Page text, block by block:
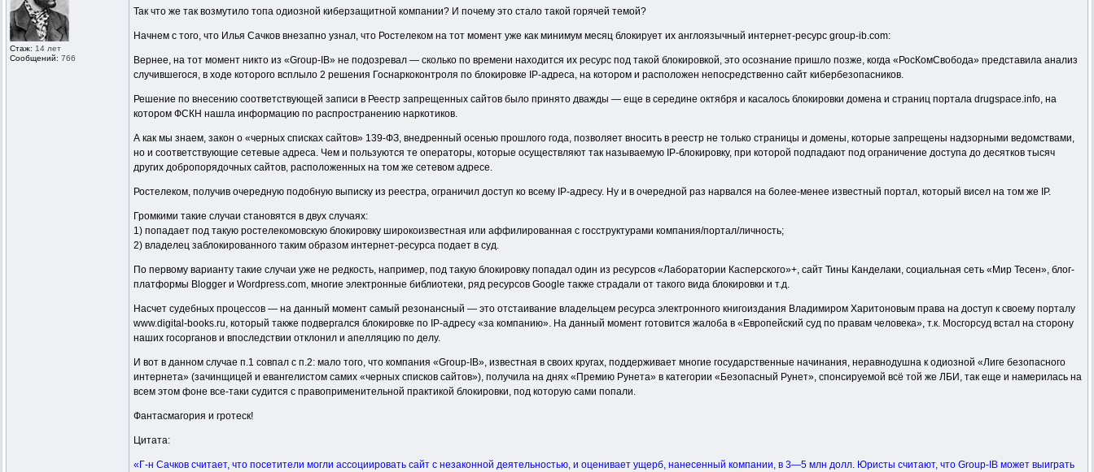
Стаж: 14 лет
Сообщений: 766
Так что же так возмутило топа одиозной киберзащитной компании? И почему это стало такой горячей темой?
Начнем с того, что Илья Сачков внезапно узнал, что Ростелеком на тот момент уже как минимум месяц блокирует их англоязычный интернет-ресурс group-ib.com:
Вернее, на тот момент никто из «Group-IB» не подозревал — сколько по времени находится их ресурс под такой блокировкой, это осознание пришло позже, когда «РосКомСвобода» представила анализ
случившегося, в ходе которого всплыло 2 решения Госнаркоконтроля по блокировке IP-адреса, на котором и расположен непосредственно сайт кибербезопасников.
Решение по внесению соответствующей записи в Реестр запрещенных сайтов было принято дважды — еще в середине октября и касалось блокировки домена и страниц портала drugspace.info, на
котором ФСКН нашла информацию по распространению наркотиков.
А как мы знаем, закон о «черных списках сайтов» 139-ФЗ, внедренный осенью прошлого года, позволяет вносить в реестр не только страницы и домены, которые запрещены надзорными ведомствами,
но и соответствующие сетевые адреса. Чем и пользуются те операторы, которые осуществляют так называемую IP-блокировку, при которой подпадают под ограничение доступа до десятков тысяч
других добропорядочных сайтов, расположенных на том же сетевом адресе.
Ростелеком, получив очередную подобную выписку из реестра, ограничил доступ ко всему IP-адресу. Ну и в очередной раз нарвался на более-менее известный портал, который висел на том же IP.
Громкими такие случаи становятся в двух случаях:
1) попадает под такую ростелекомовскую блокировку широкоизвестная или аффилированная с госструктурами компания/портал/личность;
2) владелец заблокированного таким образом интернет-ресурса подает в суд.
По первому варианту такие случаи уже не редкость, например, под такую блокировку попадал один из ресурсов «Лаборатории Касперского»+, сайт Тины Канделаки, социальная сеть «Мир Тесен», блог-
платформы Blogger и Wordpress.com, многие электронные библиотеки, ряд ресурсов Google также страдали от такого вида блокировки и т.д.
Насчет судебных процессов — на данный момент самый резонансный — это отстаивание владельцем ресурса электронного книгоиздания Владимиром Харитоновым права на доступ к своему порталу
www.digital-books.ru, который также подвергался блокировке по IP-адресу «за компанию». На данный момент готовится жалоба в «Европейский суд по правам человека», т.к. Мосгорсуд встал на сторону
наших госорганов и впоследствии отклонил и апелляцию по делу.
И вот в данном случае п.1 совпал с п.2: мало того, что компания «Group-IB», известная в своих кругах, поддерживает многие государственные начинания, неравнодушна к одиозной «Лиге безопасного
интернета» (зачинщицей и евангелистом самих «черных списков сайтов»), получила на днях «Премию Рунета» в категории «Безопасный Рунет», спонсируемой всё той же ЛБИ, так еще и намерилась на
всем этом фоне все-таки судится с правоприменительной практикой блокировки, под которую сами попали.
Фантасмагория и гротеск!
Цитата:
«Г-н Сачков считает, что посетители могли ассоциировать сайт с незаконной деятельностью, и оценивает ущерб, нанесенный компании, в 3—5 млн долл. Юристы считают, что Group-IB может выиграть